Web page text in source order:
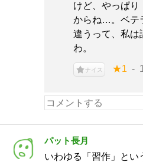
けど、やっぱり
からね…。ベテ
違うって、私は
わ。
ナイス ★1
パット長月
いわゆる「習作」とい